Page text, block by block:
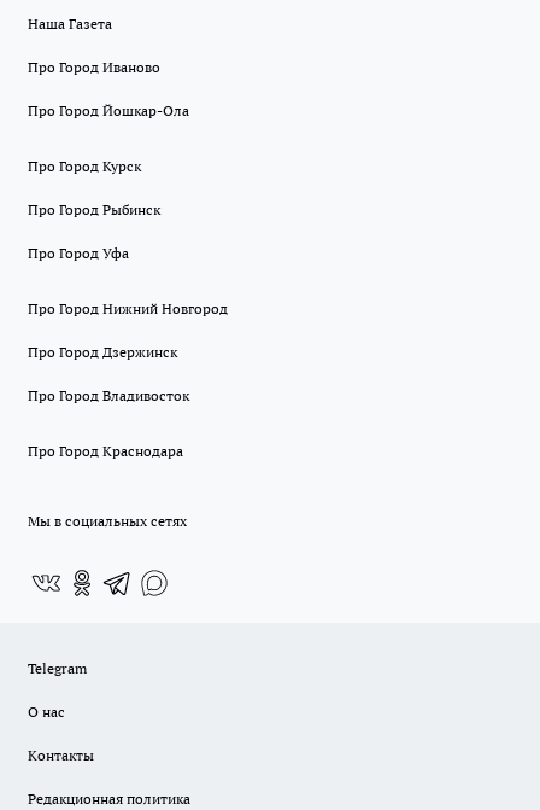
Наша Газета
Про Город Иваново
Про Город Йошкар-Ола
Про Город Курск
Про Город Рыбинск
Про Город Уфа
Про Город Нижний Новгород
Про Город Дзержинск
Про Город Владивосток
Про Город Краснодара
Мы в социальных сетях
Telegram
О нас
Контакты
Редакционная политика